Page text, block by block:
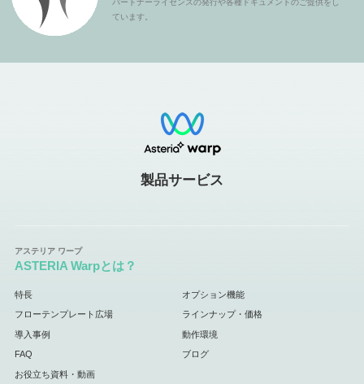
パートナーライセンスの発行や各種ドキュメントのご提供をし
ています。
製品サービス
ASTERIA Warpとは？
特長 オプション機能
フローテンプレート広場 ラインナップ・価格
導入事例 動作環境
FAQ ブログ
お役立ち資料・動画